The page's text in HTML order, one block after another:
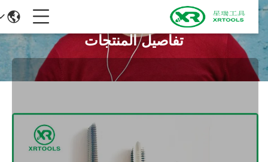
تفاصيل المنتجات